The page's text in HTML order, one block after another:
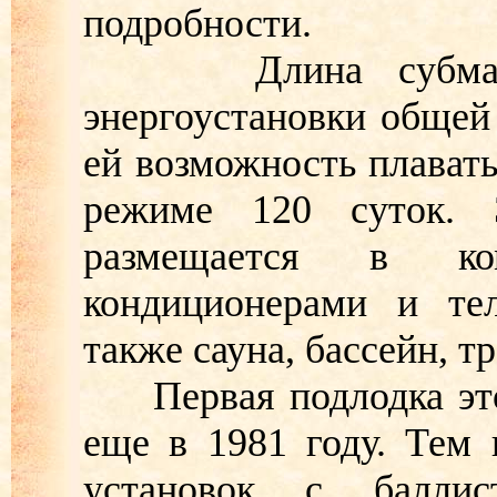
подробности.
Длина
энергоустановки
ей возможность
режиме 120
размещается в
кондиционерами и
также сауна, бассейн,
Первая подлодка
еще в 1981 году. Тем